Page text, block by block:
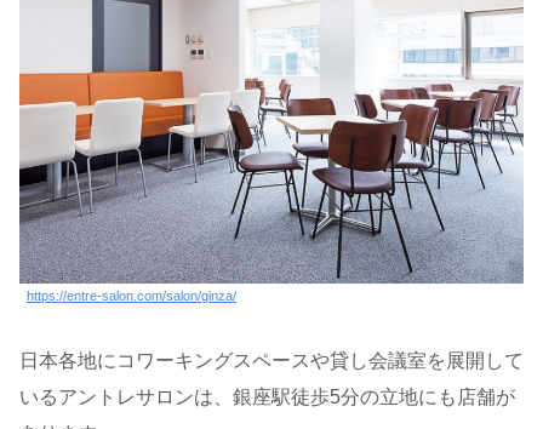
https://entre-salon.com/salon/ginza/
日本各地にコワーキングスペースや貸し会議室を展開して
いるアントレサロンは、銀座駅徒歩5分の立地にも店舗が